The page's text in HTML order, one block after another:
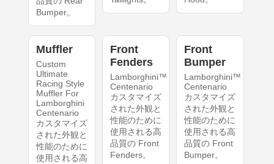
Bumper。
Muffler
Custom
Ultimate
Racing Style
Muffler For
Lamborghini
Centenario
カスタマイズ
された外観と
性能のために
使用される高
Front
Fenders
Lamborghini™
Centenario
カスタマイズ
された外観と
性能のために
使用される高
品質の Front
Fenders。
Front
Bumper
Lamborghini™
Centenario
カスタマイズ
された外観と
性能のために
使用される高
品質の Front
Bumper。